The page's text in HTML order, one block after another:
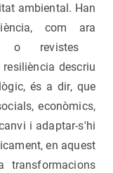
ambiental. Han
com ara
o revistes
descriu
és a dir, que
econòmics,
i adaptar-s'hi
en aquest